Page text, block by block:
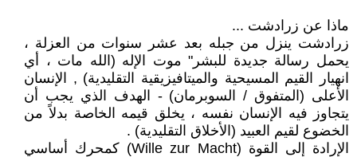
ماذا عن زرادشت ...
زرادشت ينزل من جبله بعد عشر سنوات من العزلة ،
يحمل رسالة جديدة للبشر" موت الإله (الله مات ، أي
انهيار القيم المسيحية والميتافيزيقية التقليدية) , الإنسان
الأعلى (المتفوق / السوبرمان) - الهدف الذي يجب أن
يتجاوز فيه الإنسان نفسه ، يخلق قيمه الخاصة بدلاً من
الخضوع لقيم العبيد (الأخلاق التقليدية) .
الإرادة إلى القوة (Wille zur Macht) كمحرك أساسي